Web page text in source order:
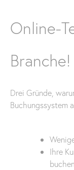
Online-
Branche!
Drei Gründe,
Buchungssystem
Ihre
buchen.